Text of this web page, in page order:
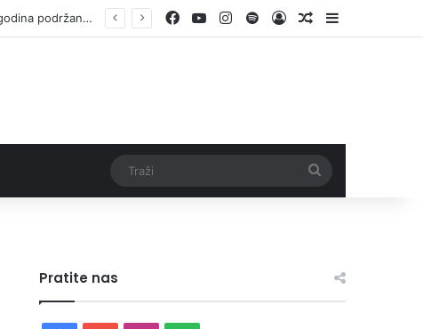
Vlada ZDK podržala samozapošljavanje 97 pripadnika boračke populacije – za 10 godina podržano pokretanje 1.152 mala biznisa Facebook
YouTubeInstagram
SpotifyLog InRandom Article
Sidebar
Pratite nas